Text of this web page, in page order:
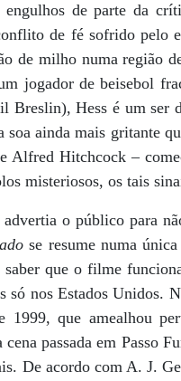
de parte da
de fé sofrido pelo
de milho numa região
jogador de beisebol
Hess é um ser
ainda mais gritante
Alfred Hitchcock –
misteriosos, os tais
o público para
se resume numa
que o filme
nos Estados Unidos.
1999, que amealhou
passada em Passo
De acordo com A. J.